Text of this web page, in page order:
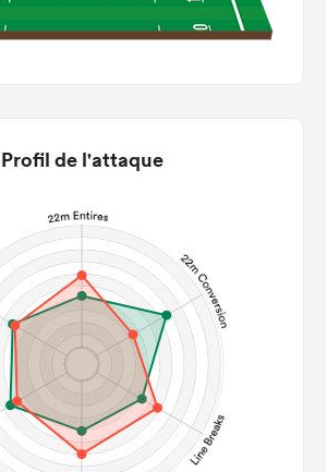
Profil de l'attaque